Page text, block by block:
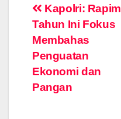
Post
navigation
Kapolri: Rapim
Tahun Ini Fokus
Membahas
Penguatan
Ekonomi dan
Pangan